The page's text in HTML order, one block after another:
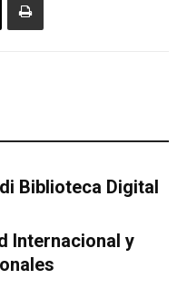
Biblioteca Digital
Internacional y